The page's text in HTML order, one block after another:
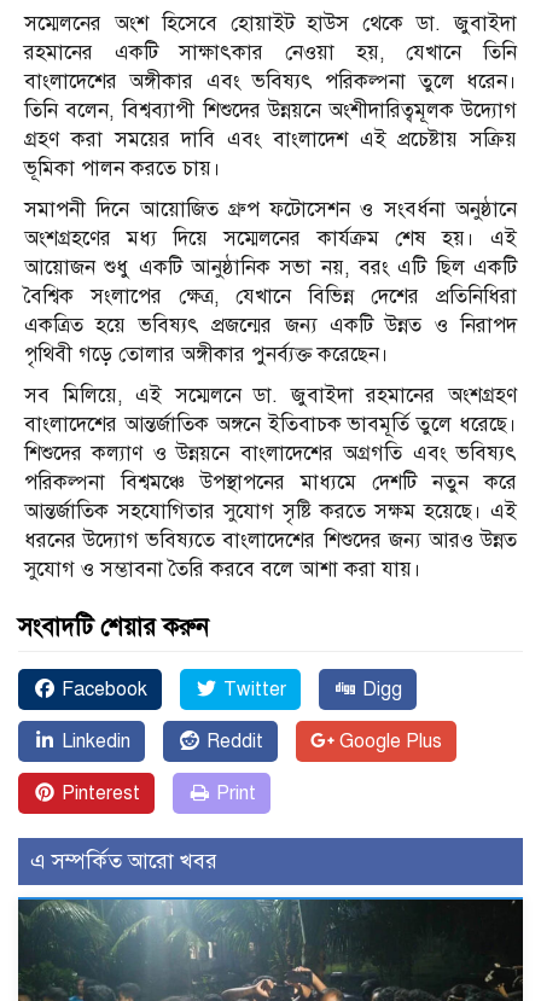
সম্মেলনের অংশ হিসেবে হোয়াইট হাউস থেকে ডা. জুবাইদা
রহমানের একটি সাক্ষাৎকার নেওয়া হয়, যেখানে তিনি
বাংলাদেশের অঙ্গীকার এবং ভবিষ্যৎ পরিকল্পনা তুলে ধরেন।
তিনি বলেন, বিশ্বব্যাপী শিশুদের উন্নয়নে অংশীদারিত্বমূলক উদ্যোগ
গ্রহণ করা সময়ের দাবি এবং বাংলাদেশ এই প্রচেষ্টায় সক্রিয়
ভূমিকা পালন করতে চায়।
সমাপনী দিনে আয়োজিত গ্রুপ ফটোসেশন ও সংবর্ধনা অনুষ্ঠানে
অংশগ্রহণের মধ্য দিয়ে সম্মেলনের কার্যক্রম শেষ হয়। এই
আয়োজন শুধু একটি আনুষ্ঠানিক সভা নয়, বরং এটি ছিল একটি
বৈশ্বিক সংলাপের ক্ষেত্র, যেখানে বিভিন্ন দেশের প্রতিনিধিরা
একত্রিত হয়ে ভবিষ্যৎ প্রজন্মের জন্য একটি উন্নত ও নিরাপদ
পৃথিবী গড়ে তোলার অঙ্গীকার পুনর্ব্যক্ত করেছেন।
সব মিলিয়ে, এই সম্মেলনে ডা. জুবাইদা রহমানের অংশগ্রহণ
বাংলাদেশের আন্তর্জাতিক অঙ্গনে ইতিবাচক ভাবমূর্তি তুলে ধরেছে।
শিশুদের কল্যাণ ও উন্নয়নে বাংলাদেশের অগ্রগতি এবং ভবিষ্যৎ
পরিকল্পনা বিশ্বমঞ্চে উপস্থাপনের মাধ্যমে দেশটি নতুন করে
আন্তর্জাতিক সহযোগিতার সুযোগ সৃষ্টি করতে সক্ষম হয়েছে। এই
ধরনের উদ্যোগ ভবিষ্যতে বাংলাদেশের শিশুদের জন্য আরও উন্নত
সুযোগ ও সম্ভাবনা তৈরি করবে বলে আশা করা যায়।
সংবাদটি শেয়ার করুন
Facebook Twitter Digg
Linkedin Reddit Google Plus
Pinterest Print
এ সম্পর্কিত আরো খবর